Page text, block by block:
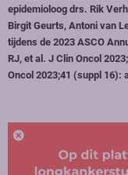
epidemioloog drs. Rik
Birgit Geurts, Antoni van
tijdens de 2023 ASCO
RJ, et al. J Clin Oncol
Oncol 2023;41 (suppl 16):